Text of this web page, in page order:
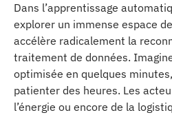
Dans l’apprentissage
explorer un immense espace
accélère radicalement la
traitement de données.
optimisée en quelques
patienter des heures. Les
l’énergie ou encore de la